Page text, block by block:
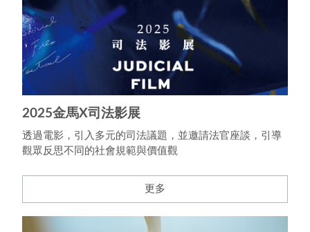
2025金馬X司法影展
透過電影，引入多元的司法議題，並邀請法官座談，引導
觀眾反思不同的社會規範與價值觀
更多